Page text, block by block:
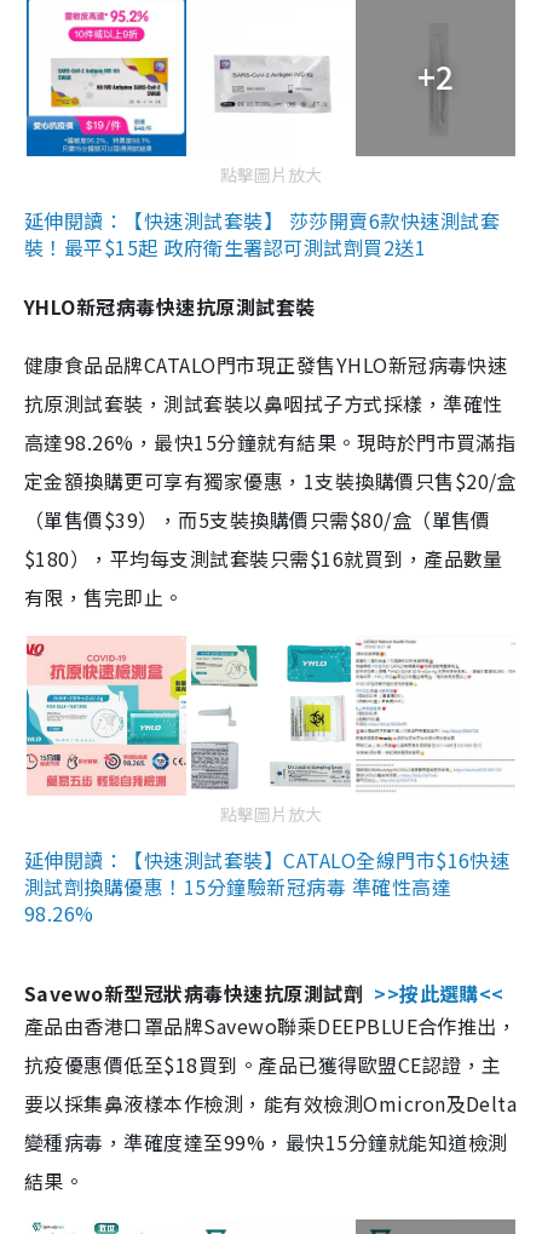
+2
點擊圖片放大
延伸閱讀：【快速測試套裝】 莎莎開賣6款快速測試套
裝！最平$15起 政府衛生署認可測試劑買2送1
YHLO新冠病毒快速抗原測試套裝
健康食品品牌CATALO門市現正發售YHLO新冠病毒快速
抗原測試套裝，測試套裝以鼻咽拭子方式採樣，準確性
高達98.26%，最快15分鐘就有結果。現時於門市買滿指
定金額換購更可享有獨家優惠，1支裝換購價只售$20/盒
（單售價$39），而5支裝換購價只需$80/盒（單售價
$180），平均每支測試套裝只需$16就買到，產品數量
有限，售完即止。
點擊圖片放大
延伸閱讀：【快速測試套裝】CATALO全線門市$16快速
測試劑換購優惠！15分鐘驗新冠病毒 準確性高達
98.26%
Savewo新型冠狀病毒快速抗原測試劑 >>按此選購<<
產品由香港口罩品牌Savewo聯乘DEEPBLUE合作推出，
抗疫優惠價低至$18買到。產品已獲得歐盟CE認證，主
要以採集鼻液樣本作檢測，能有效檢測Omicron及Delta
變種病毒，準確度達至99%，最快15分鐘就能知道檢測
結果。